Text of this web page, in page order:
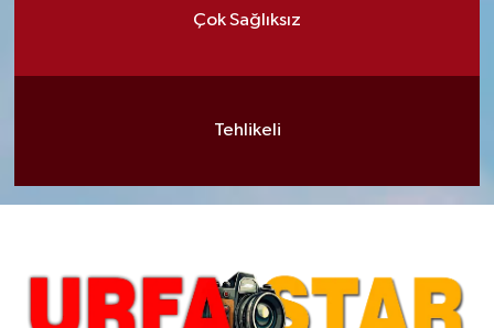
Çok Sağlıksız
Tehlikeli